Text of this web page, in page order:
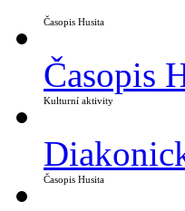
Časopis Husita
Časopis
Kulturní aktivity
Časopis Husita